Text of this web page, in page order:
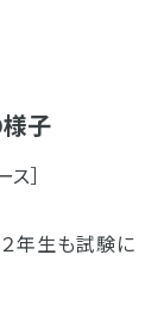
様子
］
年生も試験に